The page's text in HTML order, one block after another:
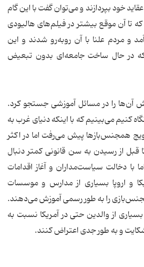
خود بپردازند و می‌توان گفت با این گام
تا آن موقع بیشتر در فیلم‌های هالیودی
و مردم علنا با آن روبه‌رو شدند و این
که در حال ساخت جامعه‌ای بدون تبعیض
آن‌ها را در مسائل آموزشی جستجو کرد.
کنیم‌ می‌بینیم که با اینکه دنیای غرب به
همجنس‌بازها پیش می‌رفت اما در اکثر
قبل از رسیدن به سن قانونی کمتر دنبال
با دخالت سیاست‌مداران و آغاز اقدامات
و اروپا بسیاری از مدارس و موسسات
را به طور رسمی آموزش می‌دهند.
از والدین حتی در آمریکا نسبت به
و به طور جدی اعتراض کنند.